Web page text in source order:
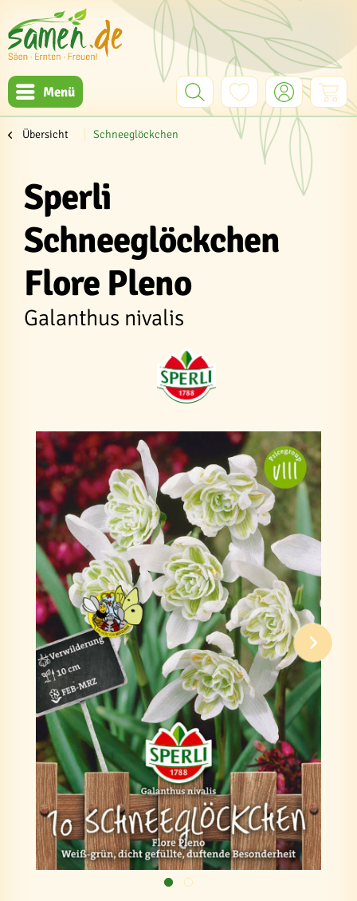
Menü
Übersicht Schneeglöckchen
Sperli
Schneeglöckchen
Flore Pleno
Galanthus nivalis